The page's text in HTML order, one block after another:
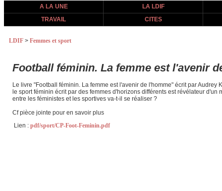
A LA UNE
LA LDIF
TRAVAIL
CITES
LDIF > Femmes et sport
Football féminin. La femme est l'avenir
Le livre "Football féminin. La femme est l'avenir de l'homme" écrit par
le sport féminin écrit par des femmes d'horizons différents est révélateur
entre les féministes et les sportives va-t-il se réaliser ?
Cf pièce jointe pour en savoir plus
Lien : pdf/sport/CP-Foot-Feminin.pdf